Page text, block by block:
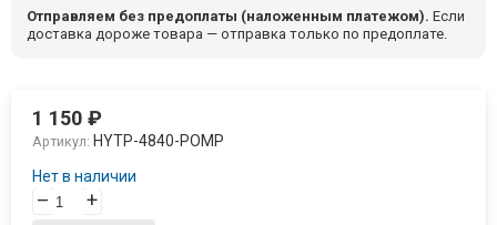
Отправляем без предоплаты (наложенным платежом). Если
доставка дороже товара — отправка только по предоплате.
1 150₽
Артикул: HYTP-4840-POMP
Нет в наличии
– +